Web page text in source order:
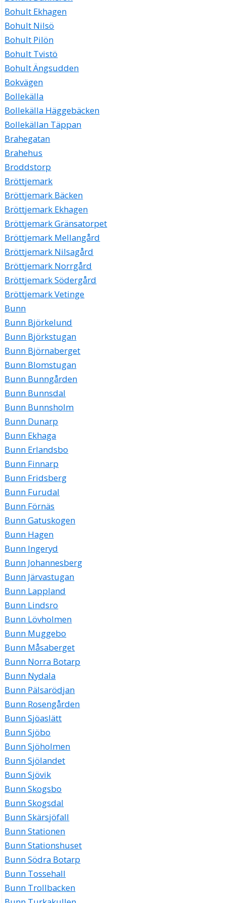
Bohult Ekhagen
Bohult Nilsö
Bohult Pilön
Bohult Tvistö
Bohult Ängsudden
Bokvägen
Bollekälla
Bollekälla Häggebäcken
Bollekällan Täppan
Brahegatan
Brahehus
Broddstorp
Bröttjemark
Bröttjemark Bäcken
Bröttjemark Ekhagen
Bröttjemark Gränsatorpet
Bröttjemark Mellangård
Bröttjemark Nilsagård
Bröttjemark Norrgård
Bröttjemark Södergård
Bröttjemark Vetinge
Bunn
Bunn Björkelund
Bunn Björkstugan
Bunn Björnaberget
Bunn Blomstugan
Bunn Bunngården
Bunn Bunnsdal
Bunn Bunnsholm
Bunn Dunarp
Bunn Ekhaga
Bunn Erlandsbo
Bunn Finnarp
Bunn Fridsberg
Bunn Furudal
Bunn Förnäs
Bunn Gatuskogen
Bunn Hagen
Bunn Ingeryd
Bunn Johannesberg
Bunn Järvastugan
Bunn Lappland
Bunn Lindsro
Bunn Lövholmen
Bunn Muggebo
Bunn Måsaberget
Bunn Norra Botarp
Bunn Nydala
Bunn Pälsarödjan
Bunn Rosengården
Bunn Sjöaslätt
Bunn Sjöbo
Bunn Sjöholmen
Bunn Sjölandet
Bunn Sjövik
Bunn Skogsbo
Bunn Skogsdal
Bunn Skärsjöfall
Bunn Stationen
Bunn Stationshuset
Bunn Södra Botarp
Bunn Tossehall
Bunn Trollbacken